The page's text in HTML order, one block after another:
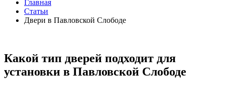
Главная
Статьи
Двери в Павловской Слободе
Какой тип дверей подходит для
установки в Павловской Слободе